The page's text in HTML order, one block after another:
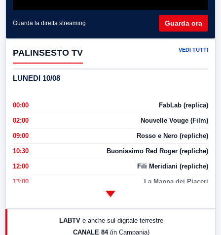
Guarda la diretta streaming Guarda ora
PALINSESTO TV VEDI TUTTI
LUNEDI 10/08
00:00 FabLab (replica)
02:00 Nouvelle Vouge (Film)
09:00 Rosso e Nero (repliche)
10:30 Buonissimo Red Roger (repliche)
12:00 Fili Meridiani (repliche)
13:00 La Mappa dei Piaceri
17:00 LabNews (replica)
LABTV e anche sul digitale terrestre
CANALE 84 (in Campania)